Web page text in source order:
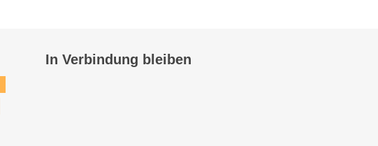
In Verbindung bleiben